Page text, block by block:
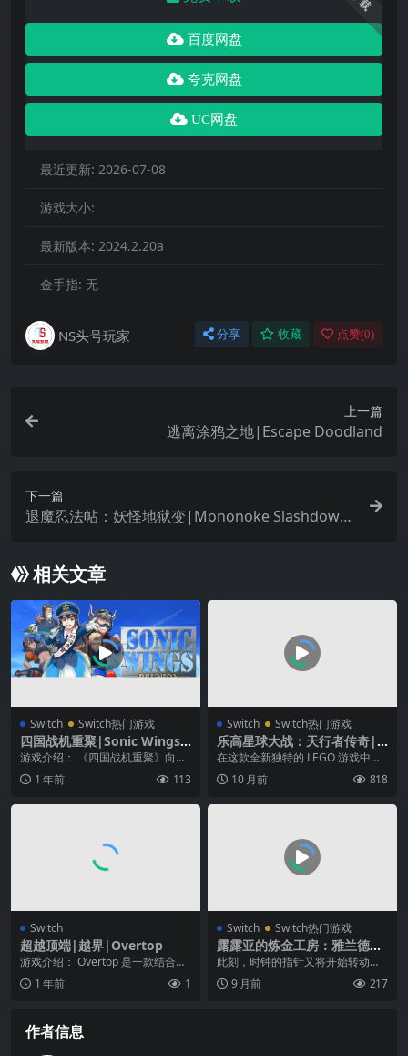
百度网盘
夸克网盘
UC网盘
最近更新: 2026-07-08
游戏大小:
最新版本: 2024.2.20a
金手指: 无
NS头号玩家 分享 收藏 点赞(0)
上一篇
逃离涂鸦之地|Escape Doodland
下一篇
退魔忍法帖：妖怪地狱变|Mononoke Slashdown
相关文章
Switch Switch热门游戏
四国战机重聚|Sonic Wings
Reunion中文
游戏介绍： 《四国战机重聚》向着
新的音速空战。 令和的纵向滚动射
击游戏是完全新作...
1 年前 113
Switch Switch热门游戏
乐高星球大战：天行者传奇|L
EGO Star Wars: The Skywal
在这款全新独特的 LEGO 游戏中，
体验全九部《星际大战》传奇电
影！体验充满乐趣...
10 月前 818
Switch
超越顶端|越界|Overtop
游戏介绍： Overtop 是一款结合了
可爱卡通图形和硬核游戏玩法的平
台游戏。你...
1 年前 1
Switch Switch热门游戏
露露亚的炼金工房：雅兰德的
炼金术士4|Atelier Lulua: Th
此刻，时钟的指针又将开始转动―
― “这个世界”的未来，掌握在少女
手中。 始自“萝...
9 月前 217
作者信息